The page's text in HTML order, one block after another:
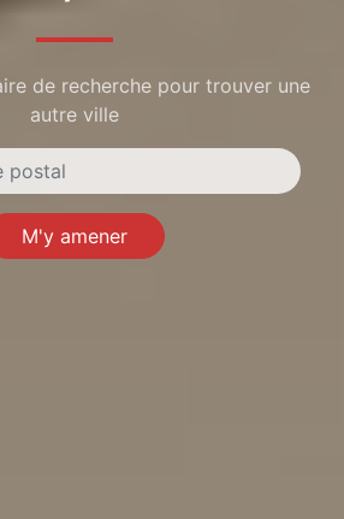
de recherche pour trouver une
autre ville
M'y amener